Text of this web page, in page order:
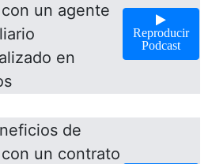
un agente
en
Reproducir
Podcast
de
un contrato